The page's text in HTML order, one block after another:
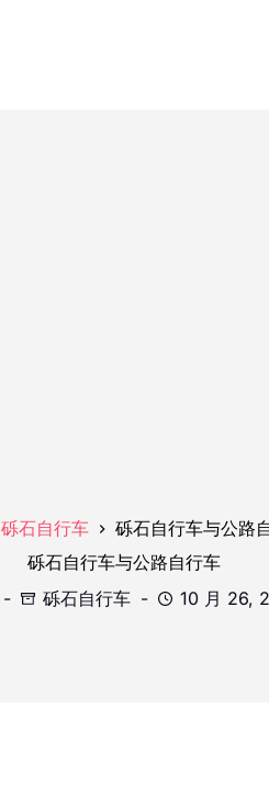
砾石自行车 砾石自行车与公路
砾石自行车与公路自行车
砾石自行车 10 月 26,